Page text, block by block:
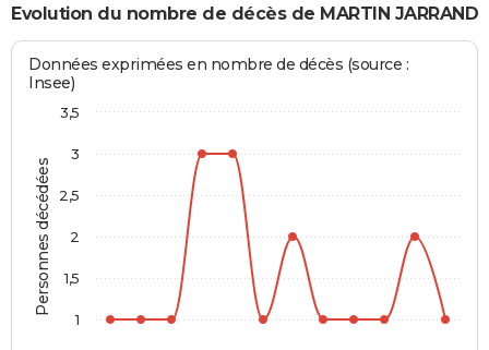
Evolution du nombre de décès de MARTIN JARRAND
Personnes décédées
Données exprimées en nombre de décès (source :
Insee)
1
1,5
2
2,5
3
3,5